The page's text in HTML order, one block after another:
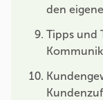
den
Tipps und